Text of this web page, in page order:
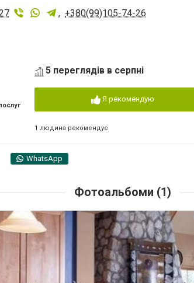
, +380(99)105-74-26
5 переглядів в серпні
Я рекомендую
1 людина рекомендує
WhatsApp
Фотоальбоми (1)